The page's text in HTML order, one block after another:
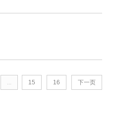
... 15 16 下一页